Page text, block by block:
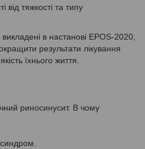
від тяжкості та типу
в настанові EPOS-2020,
результати лікування
їхнього життя.
риносинусит. В чому